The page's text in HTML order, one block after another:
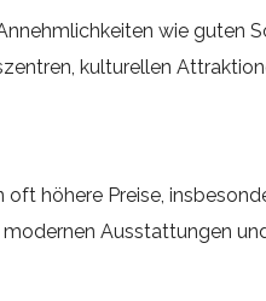
wie guten
kulturellen
höhere Preise,
Ausstattungen